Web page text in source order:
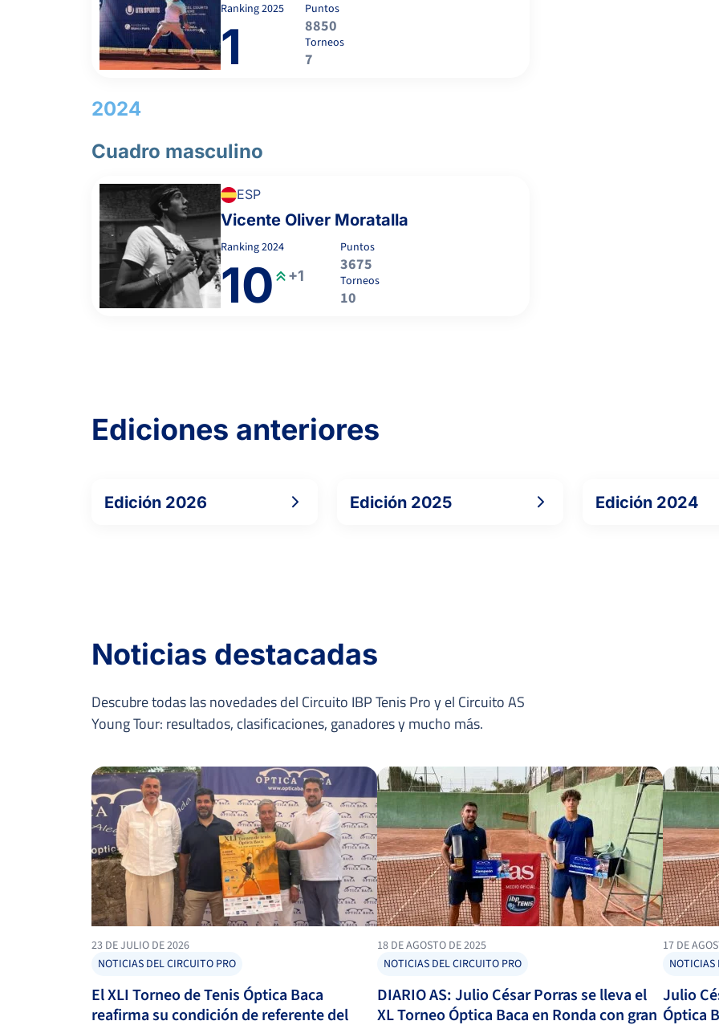
Ranking2025
1
Puntos
8850
Torneos
7
2024
Cuadro masculino
ESP
Vicente Oliver Moratalla
Ranking2024
10 +1
Puntos
3675
Torneos
10
Ediciones anteriores
Edición 2026 Edición 2025 Edición 2024
Noticias destacadas
Descubre todas las novedades del Circuito IBP Tenis Pro y el Circuito AS
Young Tour: resultados, clasificaciones, ganadores y mucho más.
23 DE JULIO DE 2026
NOTICIAS DEL CIRCUITO PRO
El XLI Torneo de Tenis Óptica Baca
reafirma su condición de referente del
18 DE AGOSTO DE 2025
NOTICIAS DEL CIRCUITO PRO
DIARIO AS: Julio César Porras se lleva el
XL Torneo Óptica Baca en Ronda con gran
17 DE
NOTICIAS
Julio
Óptica